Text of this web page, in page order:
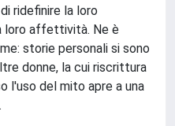
ridefinire la loro
loro affettività. Ne è
storie personali si sono
donne, la cui riscrittura
l'uso del mito apre a una